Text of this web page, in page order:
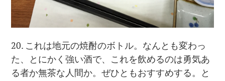
20. これは地元の焼酎のボトル。なんとも変わっ
た、とにかく強い酒で、これを飲めるのは勇気あ
る者か無茶な人間か。ぜひともおすすめする。と